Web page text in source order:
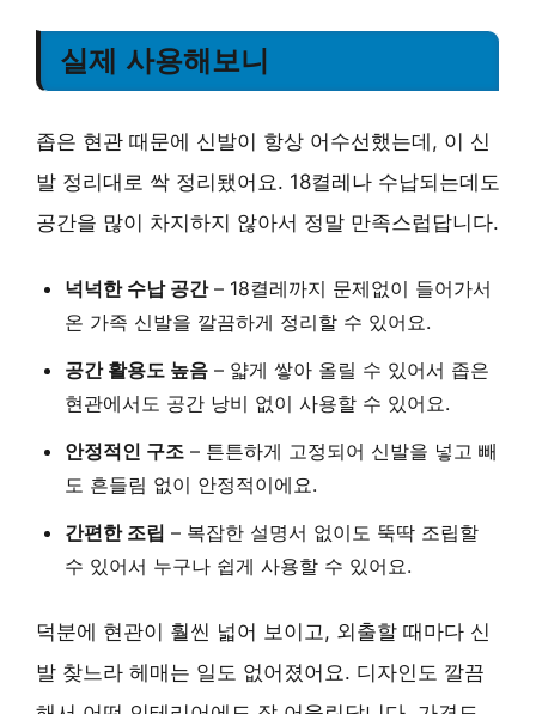
실제 사용해보니
좁은 현관 때문에 신발이 항상 어수선했는데, 이 신
발 정리대로 싹 정리됐어요. 18켤레나 수납되는데도
공간을 많이 차지하지 않아서 정말 만족스럽답니다.
넉넉한 수납 공간– 18켤레까지 문제없이 들어가서
온 가족 신발을 깔끔하게 정리할 수 있어요.
공간 활용도 높음 – 얇게 쌓아 올릴 수 있어서 좁은
현관에서도 공간 낭비 없이 사용할 수 있어요.
안정적인 구조 – 튼튼하게 고정되어 신발을 넣고 빼
도 흔들림 없이 안정적이에요.
간편한 조립 – 복잡한 설명서 없이도 뚝딱 조립할
수 있어서 누구나 쉽게 사용할 수 있어요.
덕분에 현관이 훨씬 넓어 보이고, 외출할 때마다 신
발 찾느라 헤매는 일도 없어졌어요. 디자인도 깔끔